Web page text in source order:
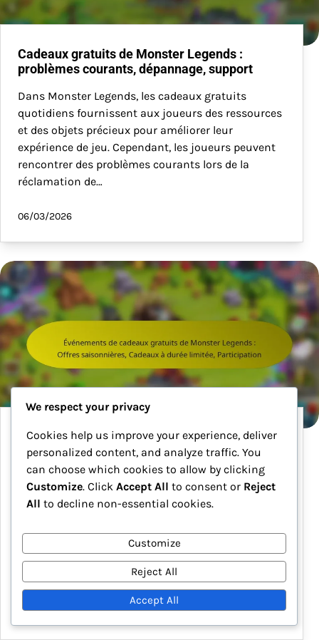
Cadeaux gratuits de Monster Legends :
problèmes courants, dépannage, support
Dans Monster Legends, les cadeaux gratuits
quotidiens fournissent aux joueurs des ressources
et des objets précieux pour améliorer leur
expérience de jeu. Cependant, les joueurs peuvent
rencontrer des problèmes courants lors de la
réclamation de…
06/03/2026
Événements de cadeaux gratuits de Monster
Legends : Offres saisonnières, Cadeaux à
durée limitée, Participation
Les événements de cadeaux gratuits de Monster
Legends sont des occasions passionnantes pour
qui améliorent leur expérience de jeu. Ces
événements s’alignent souvent sur des offres
saisonnières et…
23/02/2026
We respect your privacy
Cookies help us improve your experience, deliver
personalized content, and analyze traffic. You
can choose which cookies to allow by clicking
Customize. Click Accept All to consent or Reject
All to decline non-essential cookies.
Customize
Reject All
Accept All